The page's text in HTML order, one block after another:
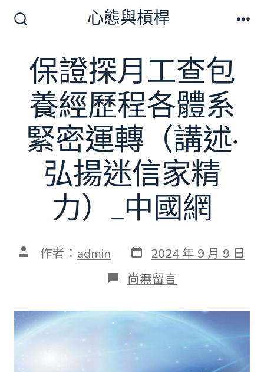
換
關
心態與槓桿
保證探月工查包
養經歷程各體系
緊密運轉（講述·
弘揚迷信家精
力）_中國網
文 作者： admin 發
表
日
期
2024 年 9 月 9 日
在
〈保
探
工
包
尚無留言